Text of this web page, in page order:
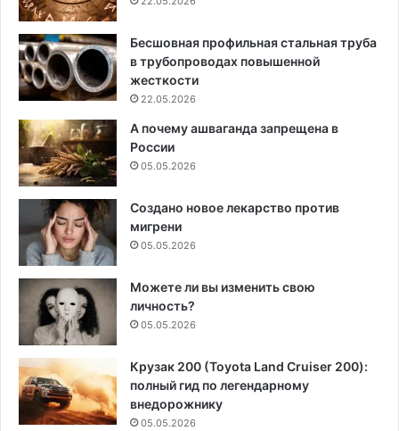
Бесшовная профильная стальная труба
в трубопроводах повышенной
жесткости
22.05.2026
А почему ашваганда запрещена в
России
05.05.2026
Создано новое лекарство против
мигрени
05.05.2026
Можете ли вы изменить свою
личность?
05.05.2026
Крузак 200 (Toyota Land Cruiser 200):
полный гид по легендарному
внедорожнику
05.05.2026